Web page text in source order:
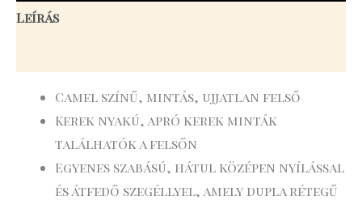
Leírás
Camel színű, mintás, ujjatlan felső
Kerek nyakú, apró kerek minták
találhatók a felsőn
Egyenes szabású, hátul középen nyílással
és átfedő szegéllyel, amely dupla rétegű